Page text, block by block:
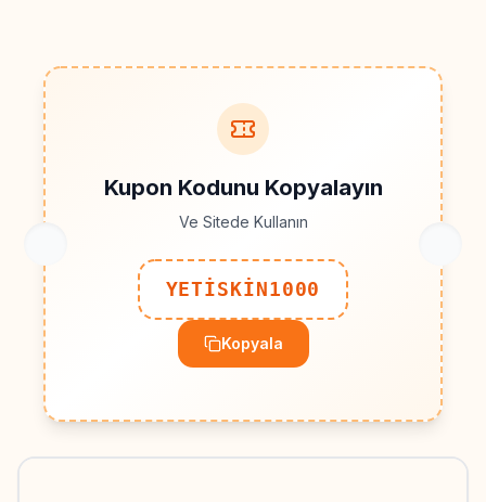
Kupon Kodunu Kopyalayın
Ve Sitede Kullanın
YETİSKİN1000
Kopyala